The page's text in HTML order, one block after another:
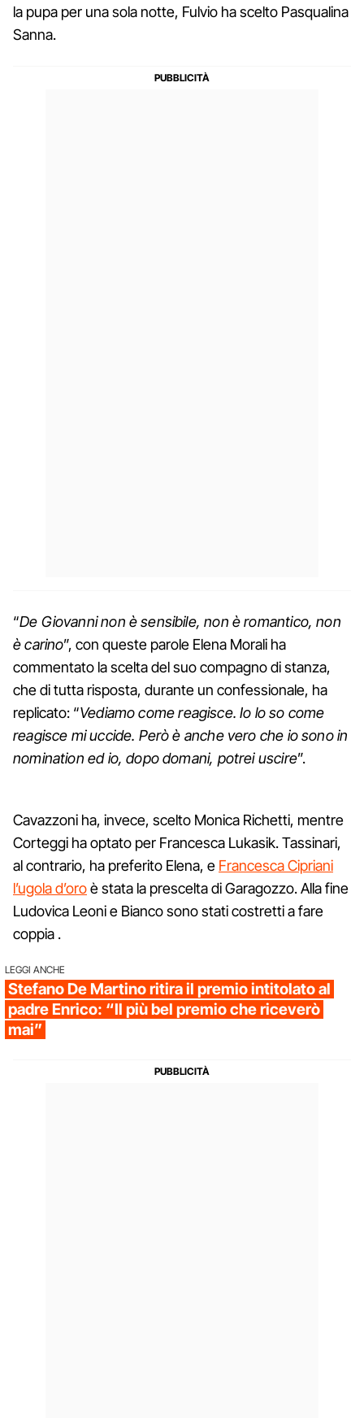
la pupa per una sola notte, Fulvio ha scelto Pasqualina
Sanna.
“De Giovanni non è sensibile, non è romantico, non
è carino”, con queste parole Elena Morali ha
commentato la scelta del suo compagno di stanza,
che di tutta risposta, durante un confessionale, ha
replicato: “Vediamo come reagisce. Io lo so come
reagisce mi uccide. Però è anche vero che io sono in
nomination ed io, dopo domani, potrei uscire”.
Cavazzoni ha, invece, scelto Monica Richetti, mentre
Corteggi ha optato per Francesca Lukasik. Tassinari,
al contrario, ha preferito Elena, e Francesca Cipriani
l’ugola d’oroè stata la prescelta di Garagozzo. Alla fine
Ludovica Leoni e Bianco sono stati costretti a fare
coppia .
LEGGI ANCHE
Stefano De Martino ritira il premio intitolato al
padre Enrico: “Il più bel premio che riceverò
mai”